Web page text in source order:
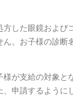
した眼鏡および
。お子様の診断
が支給の対象と
申請するように